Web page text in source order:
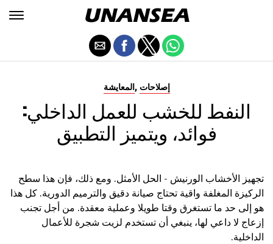
المعايشة , إصلاحات
النفط للخشب للعمل الداخلي:
فوائد، ويتميز التطبيق
تجهيز الأخشاب الورنيش - الحل الأمثل. ومع ذلك، فإن هذا سطح
الركيزة المغلفة واقية تحتاج صيانة دقيق والترميم الدورية. كل هذا
هو إلى حد ما تستغرق وقتا طويلا وعملية معقدة. من أجل تجنب
إزعاج لا داعي لها، ينبغي أن تستخدم لزيت شجرة للأعمال
الداخلية.